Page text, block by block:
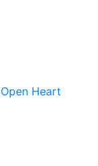
Heart